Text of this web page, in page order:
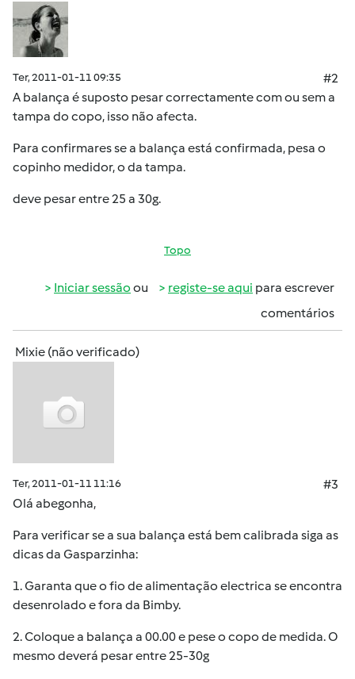
Ter, 2011-01-11 09:35
#2
A balança é suposto pesar correctamente com ou sem a
tampa do copo, isso não afecta.
Para confirmares se a balança está confirmada, pesa o
copinho medidor, o da tampa.
deve pesar entre 25 a 30g.
Topo
Iniciar sessão ou registe-se aqui para escrever
comentários
Mixie (não verificado)
Ter, 2011-01-11 11:16
#3
Olá abegonha,
Para verificar se a sua balança está bem calibrada siga as
dicas da Gasparzinha:
1. Garanta que o fio de alimentação electrica se encontra
desenrolado e fora da Bimby.
2. Coloque a balança a 00.00 e pese o copo de medida. O
mesmo deverá pesar entre 25-30g